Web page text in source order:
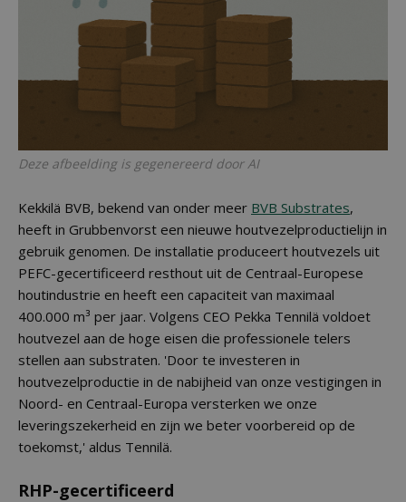
Deze afbeelding is gegenereerd door AI
Kekkilä BVB, bekend van onder meer BVB Substrates,
heeft in Grubbenvorst een nieuwe houtvezelproductielijn in
gebruik genomen. De installatie produceert houtvezels uit
PEFC-gecertificeerd resthout uit de Centraal-Europese
houtindustrie en heeft een capaciteit van maximaal
400.000 m³ per jaar. Volgens CEO Pekka Tennilä voldoet
houtvezel aan de hoge eisen die professionele telers
stellen aan substraten. 'Door te investeren in
houtvezelproductie in de nabijheid van onze vestigingen in
Noord- en Centraal-Europa versterken we onze
leveringszekerheid en zijn we beter voorbereid op de
toekomst,' aldus Tennilä.
RHP-gecertificeerd